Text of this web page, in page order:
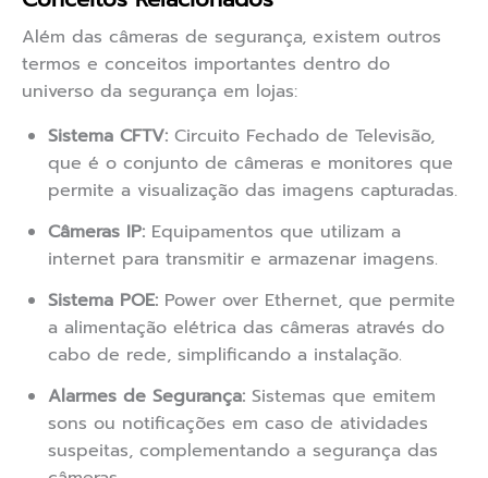
Além das câmeras de segurança, existem outros
termos e conceitos importantes dentro do
universo da segurança em lojas:
Sistema CFTV: Circuito Fechado de Televisão,
que é o conjunto de câmeras e monitores que
permite a visualização das imagens capturadas.
Câmeras IP: Equipamentos que utilizam a
internet para transmitir e armazenar imagens.
Sistema POE: Power over Ethernet, que permite
a alimentação elétrica das câmeras através do
cabo de rede, simplificando a instalação.
Alarmes de Segurança: Sistemas que emitem
sons ou notificações em caso de atividades
suspeitas, complementando a segurança das